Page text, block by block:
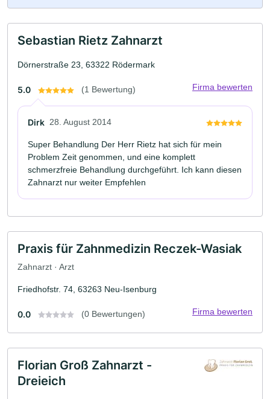
Sebastian Rietz Zahnarzt
Dörnerstraße 23, 63322 Rödermark
5.0 (1 Bewertung) Firma bewerten
Dirk 28. August 2014
Super Behandlung Der Herr Rietz hat sich für mein
Problem Zeit genommen, und eine komplett
schmerzfreie Behandlung durchgeführt. Ich kann diesen
Zahnarzt nur weiter Empfehlen
Praxis für Zahnmedizin Reczek-Wasiak
Zahnarzt · Arzt
Friedhofstr. 74, 63263 Neu-Isenburg
0.0 (0 Bewertungen) Firma bewerten
Florian Groß Zahnarzt -
Dreieich